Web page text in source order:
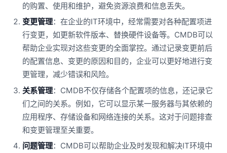
的购置、使用和维护，避免资源浪费和信息丢失。
变更管理：在企业的IT环境中，经常需要对各种配置项进
行变更，如更新软件版本、替换硬件设备等。CMDB可以
帮助企业实现对这些变更的全面掌控。通过记录变更前后
的配置信息、变更的原因和目的，企业可以更好地进行变
更管理，减少错误和风险。
关系管理：CMDB不仅存储各个配置项的信息，还记录它
们之间的关系。例如，它可以显示某一服务器与其依赖的
应用程序、存储设备和网络连接的关系。这对于问题排查
和变更管理至关重要。
问题管理：CMDB可以帮助企业及时发现和解决IT环境中